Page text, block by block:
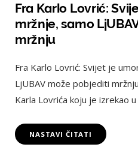
Fra Karlo Lovrić:
mržnje, samo
mržnju
Fra Karlo Lovrić: Svijet je
LjUBAV može pobjediti
Karla Lovrića koju je izrekao
NASTAVI ČITATI